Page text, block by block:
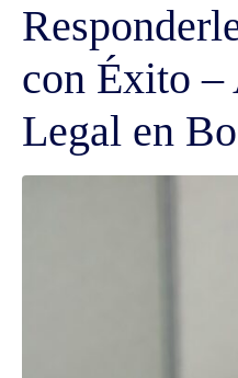
con Éxito –
Legal en